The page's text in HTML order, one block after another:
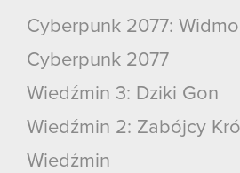
Cyberpunk 2077:
Cyberpunk 2077
Wiedźmin 3: Dziki Gon
Wiedźmin 2: Zabójcy
Wiedźmin